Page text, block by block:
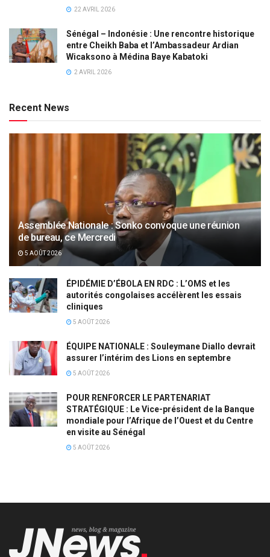
22 AVRIL 2026
Sénégal – Indonésie : Une rencontre historique
entre Cheikh Baba et l’Ambassadeur Ardian
Wicaksono à Médina Baye Kabatoki
2 AVRIL 2026
Recent News
Assemblée Nationale : Sonko convoque une réunion
de bureau, ce Mercredi
5 AOÛT 2026
ÉPIDÉMIE D’ÉBOLA EN RDC : L’OMS et les
autorités congolaises accélèrent les essais
cliniques
5 AOÛT 2026
ÉQUIPE NATIONALE : Souleymane Diallo devrait
assurer l’intérim des Lions en septembre
5 AOÛT 2026
POUR RENFORCER LE PARTENARIAT
STRATÉGIQUE : Le Vice-président de la Banque
mondiale pour l’Afrique de l’Ouest et du Centre
en visite au Sénégal
5 AOÛT 2026